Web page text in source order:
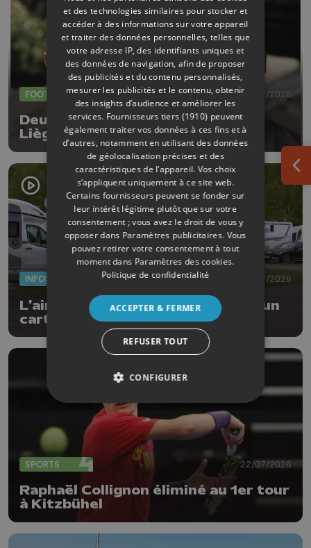
FOOTBALL 23/07/2026
Deux nouvelles arrivées au RFC
Liège
INFOS 23/07/2026
L'aire de camping de Hamoir fait un
carton auprès des touristes
SPORTS 22/07/2026
Raphaël Collignon éliminé au 1er tour
à Kitzbühel
et des technologies similaires pour stocker et
accéder à des informations sur votre appareil
et traiter des données personnelles, telles que
votre adresse IP, des identifiants uniques et
des données de navigation, afin de proposer
des publicités et du contenu personnalisés,
mesurer les publicités et le contenu, obtenir
des insights d’audience et améliorer les
services. Fournisseurs tiers (1910) peuvent
également traiter vos données à ces fins et à
d’autres, notamment en utilisant des données
de géolocalisation précises et des
caractéristiques de l’appareil. Vos choix
s’appliquent uniquement à ce site web.
Certains fournisseurs peuvent se fonder sur
leur intérêt légitime plutôt que sur votre
consentement ; vous avez le droit de vous y
opposer dans Paramètres publicitaires. Vous
pouvez retirer votre consentement à tout
moment dans Paramètres des cookies.
Politique de confidentialité
ACCEPTER & FERMER
REFUSER TOUT
CONFIGURER